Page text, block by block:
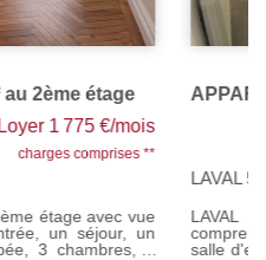
Loyer 440 €/mois
charges comprises **
avec coin cuisine , une
et un bureau en enfilade.